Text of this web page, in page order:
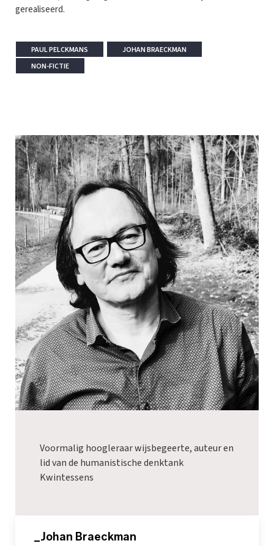
gerealiseerd.
PAUL PELCKMANS
JOHAN BRAECKMAN
NON-FICTIE
Voormalig hoogleraar wijsbegeerte, auteur en
lid van de humanistische denktank
Kwintessens
_Johan Braeckman